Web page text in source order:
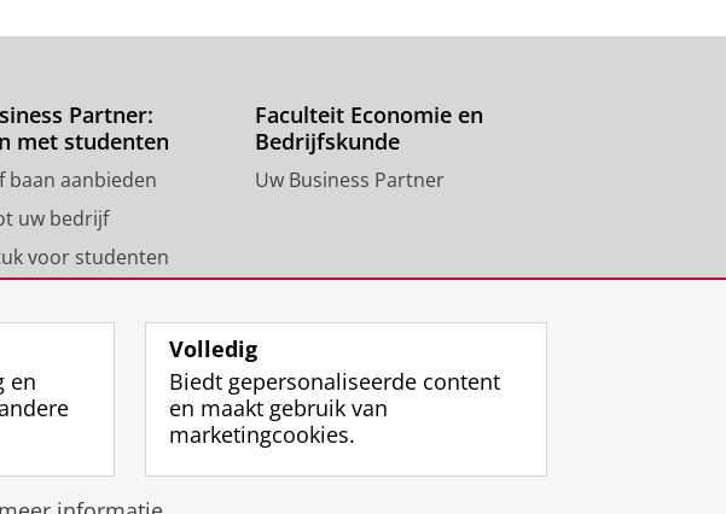
Partner:
met studenten
baan aanbieden
uw bedrijf
voor studenten
Faculteit Economie en
Bedrijfskunde
Uw Business Partner
Cookies Inloggen
en
Volledig
Biedt gepersonaliseerde content
en maakt gebruik van
marketingcookies.